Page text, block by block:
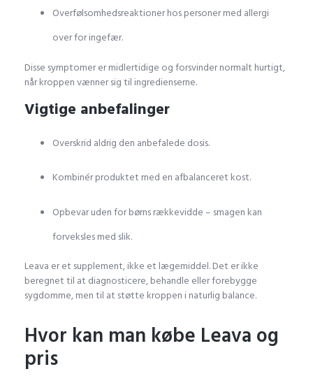
Overfølsomhedsreaktioner hos personer med allergi
over for ingefær.
Disse symptomer er midlertidige og forsvinder normalt hurtigt,
når kroppen vænner sig til ingredienserne.
Vigtige anbefalinger
Overskrid aldrig den anbefalede dosis.
Kombinér produktet med en afbalanceret kost.
Opbevar uden for børns rækkevidde – smagen kan
forveksles med slik.
Leava er et supplement, ikke et lægemiddel. Det er ikke
beregnet til at diagnosticere, behandle eller forebygge
sygdomme, men til at støtte kroppen i naturlig balance.
Hvor kan man købe Leava og
pris